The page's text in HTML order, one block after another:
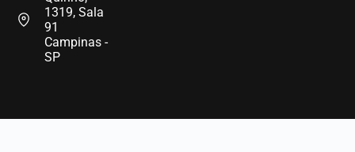
1319, Sala
91
Campinas -
SP